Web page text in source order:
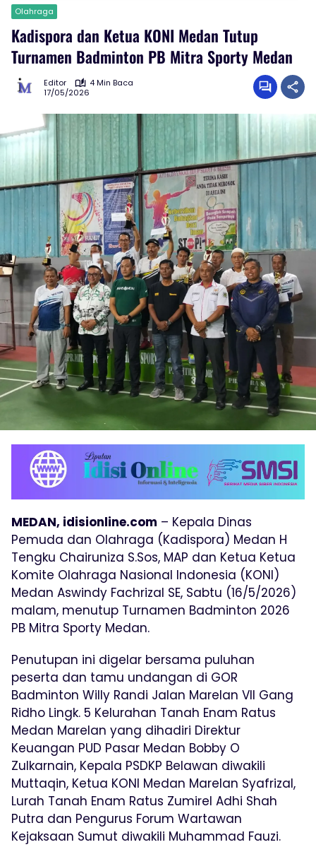
Olahraga
Kadispora dan Ketua KONI Medan Tutup
Turnamen Badminton PB Mitra Sporty Medan
Editor
4 Min Baca
17/05/2026
MEDAN, idisionline.com – Kepala Dinas
Pemuda dan Olahraga (Kadispora) Medan H
Tengku Chairuniza S.Sos, MAP dan Ketua Ketua
Komite Olahraga Nasional Indonesia (KONI)
Medan Aswindy Fachrizal SE, Sabtu (16/5/2026)
malam, menutup Turnamen Badminton 2026
PB Mitra Sporty Medan.
Penutupan ini digelar bersama puluhan
peserta dan tamu undangan di GOR
Badminton Willy Randi Jalan Marelan VII Gang
Ridho Lingk. 5 Kelurahan Tanah Enam Ratus
Medan Marelan yang dihadiri Direktur
Keuangan PUD Pasar Medan Bobby O
Zulkarnain, Kepala PSDKP Belawan diwakili
Muttaqin, Ketua KONI Medan Marelan Syafrizal,
Lurah Tanah Enam Ratus Zumirel Adhi Shah
Putra dan Pengurus Forum Wartawan
Kejaksaan Sumut diwakili Muhammad Fauzi.